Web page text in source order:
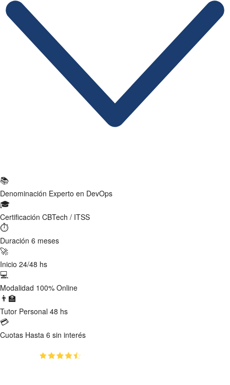
📚
Denominación Experto en DevOps
🎓
Certificación CBTech / ITSS
⏱
Duración 6 meses
🚀
Inicio 24/48 hs
💻
Modalidad 100% Online
👨‍🏫
Tutor Personal 48 hs
💳
Cuotas Hasta 6 sin interés